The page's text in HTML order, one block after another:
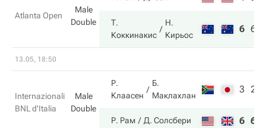
Atlanta Open
Male
Double
Т.
Коккинакис
Н.
Кирьос
6 6
13.05, 18:50
Internazionali
BNL d'Italia
Male
Double
Р.
Клаасен
Б.
Маклахлан
3 2
Р. Рам Д. Солсбери 6 6